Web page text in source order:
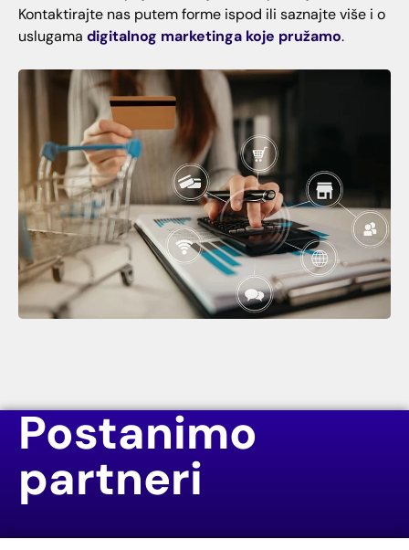
Kontaktirajte nas putem forme ispod ili saznajte više i o
uslugama digitalnog marketinga koje pružamo.
Postanimo
partneri